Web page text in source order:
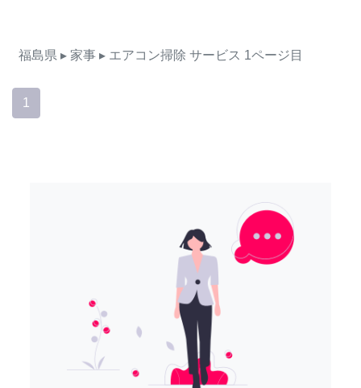
福島県 ▸ 家事 ▸ エアコン掃除 サービス 1ページ目
1